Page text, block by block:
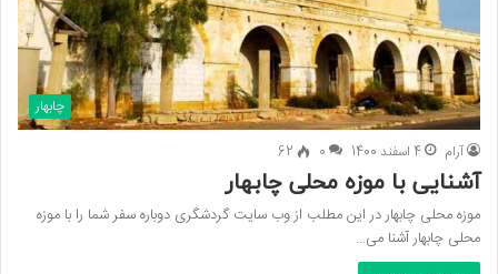
چابهار
آرام 4 اسفند 1400 0
62
آشنایی با موزه محلی چابهار
موزه محلی چابهار در این مطلب از وب سایت گردشگری دوباره سفر شما را با موزه
محلی چابهار آشنا می…